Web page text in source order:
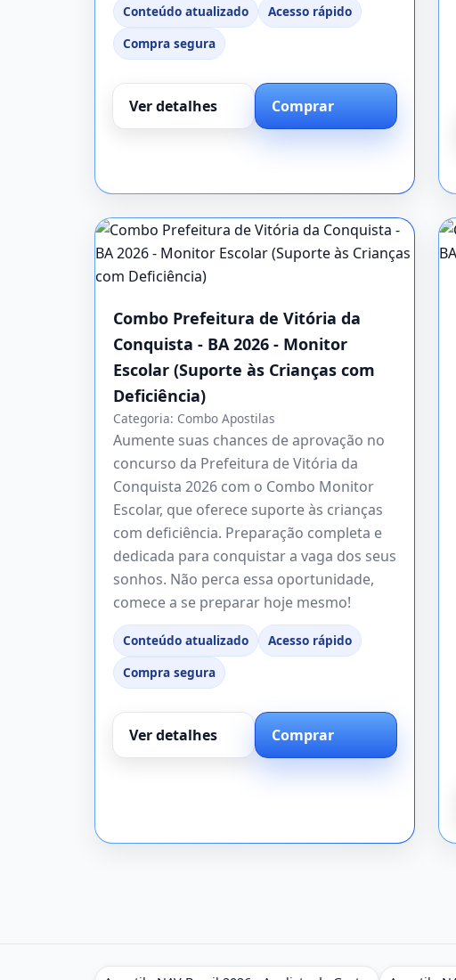
Conteúdo atualizado
Acesso rápido
Compra segura
Ver detalhes Comprar
Combo Prefeitura de Vitória da
Conquista - BA 2026 - Monitor
Escolar (Suporte às Crianças com
Deficiência)
Categoria: Combo Apostilas
Aumente suas chances de aprovação no
concurso da Prefeitura de Vitória da
Conquista 2026 com o Combo Monitor
Escolar, que oferece suporte às crianças
com deficiência. Preparação completa e
dedicada para conquistar a vaga dos seus
sonhos. Não perca essa oportunidade,
comece a se preparar hoje mesmo!
Conteúdo atualizado
Acesso rápido
Compra segura
Ver detalhes Comprar